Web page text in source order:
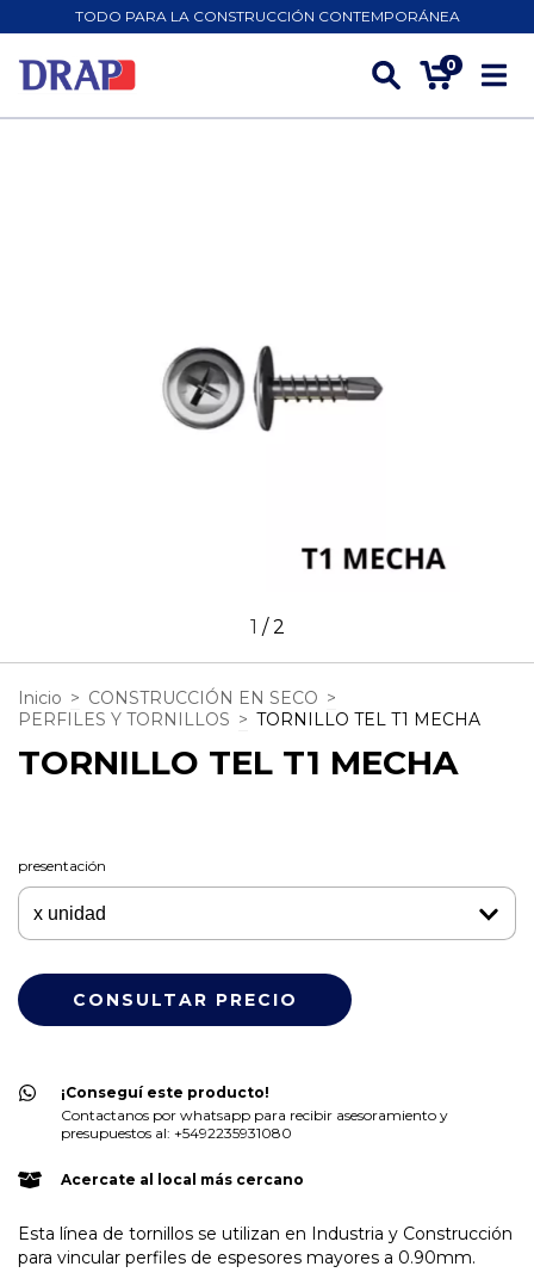
TODO PARA LA CONSTRUCCIÓN CONTEMPORÁNEA
0
1 /2
Inicio > CONSTRUCCIÓN EN SECO >
PERFILES Y TORNILLOS > TORNILLO TEL T1 MECHA
TORNILLO TEL T1 MECHA
presentación
¡Conseguí este producto!
Contactanos por whatsapp para recibir asesoramiento y
presupuestos al: +5492235931080
Acercate al local más cercano
Esta línea de tornillos se utilizan en Industria y Construcción
para vincular perfiles de espesores mayores a 0.90mm.